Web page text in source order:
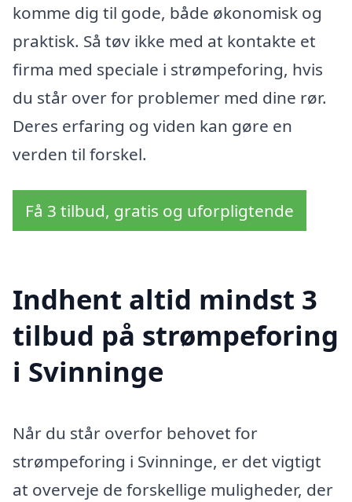
komme dig til gode, både økonomisk og
praktisk. Så tøv ikke med at kontakte et
firma med speciale i strømpeforing, hvis
du står over for problemer med dine rør.
Deres erfaring og viden kan gøre en
verden til forskel.
Få 3 tilbud, gratis og uforpligtende
Indhent altid mindst 3
tilbud på strømpeforing
i Svinninge
Når du står overfor behovet for
strømpeforing i Svinninge, er det vigtigt
at overveje de forskellige muligheder, der